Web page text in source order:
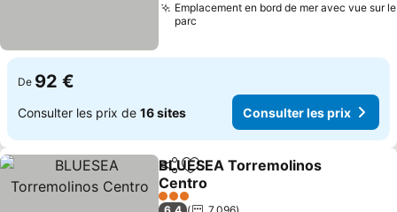
Emplacement en bord de mer avec vue sur le
parc
De 92 €
Consulter les prix de 16 sites Consulter les prix
PartagerAjouter à mes favoris
BLUESEA Torremolinos
Centro
3 Étoiles